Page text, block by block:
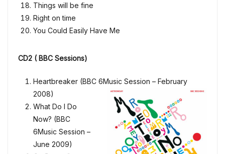
Things will be fine
Right on time
You Could Easily Have Me
CD2 ( BBC Sessions)
Heartbreaker (BBC 6Music Session – February
2008)
What Do I Do
Now? (BBC
6Music Session –
June 2009)